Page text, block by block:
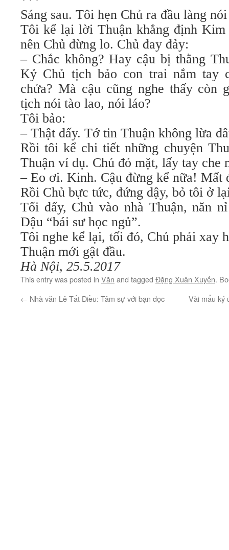
Sáng sau. Tôi hẹn Chủ ra đầu làng
Tôi kể lại lời Thuận khẳng định Kim
nên Chủ đừng lo. Chủ đay đảy:
– Chắc không? Hay cậu bị thằng
Kỷ Chủ tịch bảo con trai nắm tay
chửa? Mà cậu cũng nghe thấy còn
tịch nói tào lao, nói láo?
Tôi bảo:
– Thật đấy. Tớ tin Thuận không lừa
Rồi tôi kể chi tiết những chuyện
Thuận ví dụ. Chủ đỏ mặt, lấy tay che
– Eo ơi. Kinh. Cậu đừng kể nữa! Mất
Rồi Chủ bực tức, đứng dậy, bỏ tôi ở
Tối đấy, Chủ vào nhà Thuận, năn
Dậu “bái sư học ngủ”.
Tôi nghe kể lại, tối đó, Chủ phải xay
Thuận mới gật đầu.
Hà Nội, 25.5.2017
This entry was posted in Văn and tagged Đặng Xuân Xuyến.
← Nhà văn Lê Tất Điều: Tâm sự với bạn đọc Vài mẩu ký